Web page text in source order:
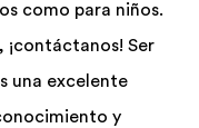
como para niños.
¡contáctanos! Ser
una excelente
y